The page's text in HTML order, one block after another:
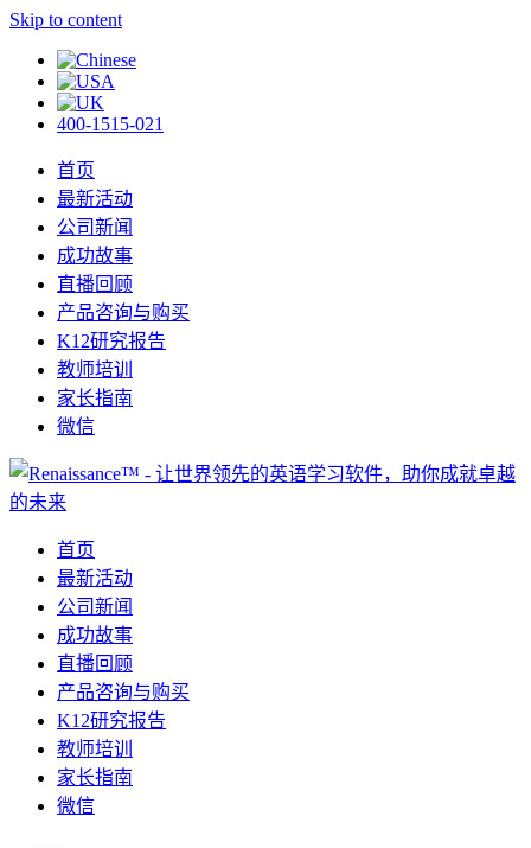
Skip to content
400-1515-021
首页
最新活动
公司新闻
成功故事
直播回顾
产品咨询与购买
K12研究报告
教师培训
家长指南
微信
首页
最新活动
公司新闻
成功故事
直播回顾
产品咨询与购买
K12研究报告
教师培训
家长指南
微信